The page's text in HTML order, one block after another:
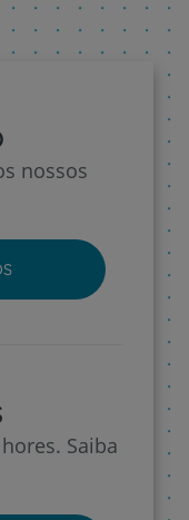
nossos
Saiba